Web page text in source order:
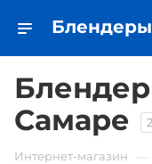
Самаре
2
Интернет-магазин